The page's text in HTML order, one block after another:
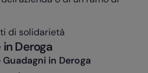
di solidarietà
Deroga
in Deroga